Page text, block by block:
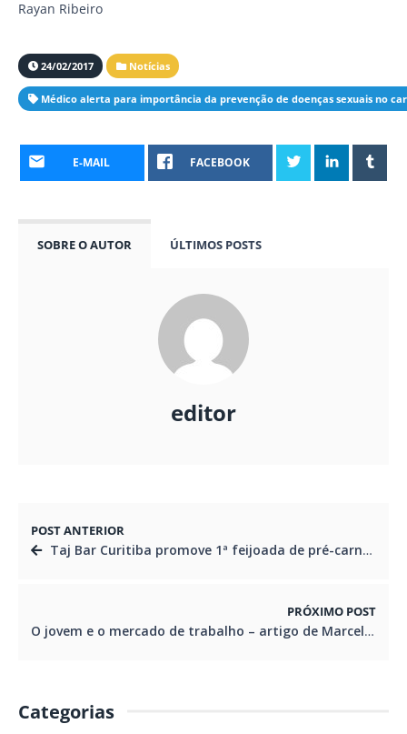
Rayan Ribeiro
24/02/2017 Notícias
Médico alerta para importância da prevenção de doenças sexuais no
E-MAIL FACEBOOK
SOBRE O AUTOR ÚLTIMOS POSTS
editor
POST ANTERIOR
Taj Bar Curitiba promove 1ª feijoada de pré-carnaval
PRÓXIMO POST
O jovem e o mercado de trabalho – artigo de Marcello Richa
Categorias